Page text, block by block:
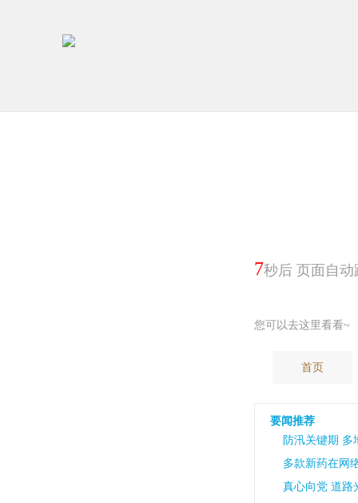
7秒后 页面自动
您可以去这里看看~
首页
要闻推荐
防汛关键期 多
多款新药在网
真心向党 道